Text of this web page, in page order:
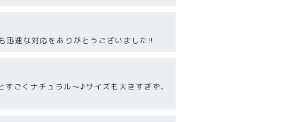
迅速な対応をありがとうございました!!
ごくナチュラル～♪サイズも大きすぎず、